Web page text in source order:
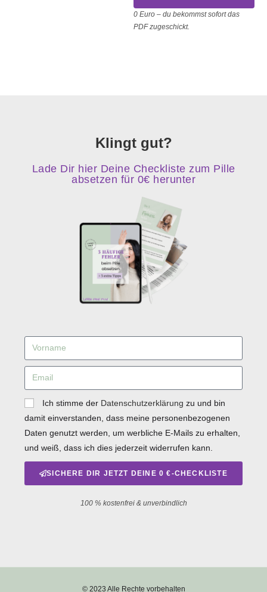
0 Euro – du bekommst sofort das
PDF zugeschickt.
Klingt gut?
Lade Dir hier Deine Checkliste zum Pille
absetzen für 0€ herunter
Ich stimme der Datenschutzerklärung zu und bin
damit einverstanden, dass meine personenbezogenen
Daten genutzt werden, um werbliche E-Mails zu erhalten,
und weiß, dass ich dies jederzeit widerrufen kann.
SICHERE DIR JETZT DEINE 0 €-CHECKLISTE
100 % kostenfrei & unverbindlich
© 2023 Alle Rechte vorbehalten